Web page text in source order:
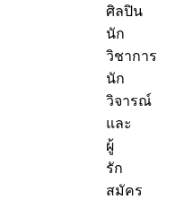
ศิลปิน
นัก
วิชาการ
นัก
วิจารณ์
และ
ผู้
รัก
สมัคร